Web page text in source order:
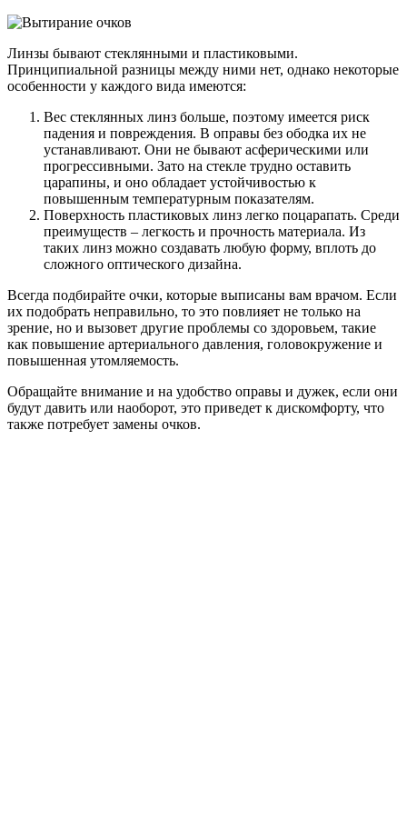
Линзы бывают стеклянными и пластиковыми.
Принципиальной разницы между ними нет, однако некоторые
особенности у каждого вида имеются:
Вес стеклянных линз больше, поэтому имеется риск
падения и повреждения. В оправы без ободка их не
устанавливают. Они не бывают асферическими или
прогрессивными. Зато на стекле трудно оставить
царапины, и оно обладает устойчивостью к
повышенным температурным показателям.
Поверхность пластиковых линз легко поцарапать. Среди
преимуществ – легкость и прочность материала. Из
таких линз можно создавать любую форму, вплоть до
сложного оптического дизайна.
Всегда подбирайте очки, которые выписаны вам врачом. Если
их подобрать неправильно, то это повлияет не только на
зрение, но и вызовет другие проблемы со здоровьем, такие
как повышение артериального давления, головокружение и
повышенная утомляемость.
Обращайте внимание и на удобство оправы и дужек, если они
будут давить или наоборот, это приведет к дискомфорту, что
также потребует замены очков.